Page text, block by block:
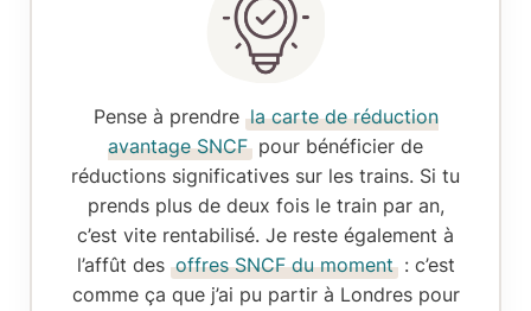
Pense à prendre la carte de réduction
avantage SNCF pour bénéficier de
réductions significatives sur les trains. Si tu
prends plus de deux fois le train par an,
c’est vite rentabilisé. Je reste également à
l’affût des offres SNCF du moment : c’est
comme ça que j’ai pu partir à Londres pour